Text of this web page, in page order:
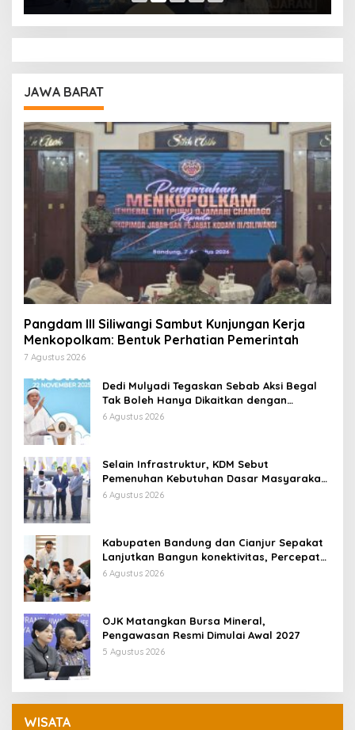
JAWA BARAT
Pangdam III Siliwangi Sambut Kunjungan Kerja
Menkopolkam: Bentuk Perhatian Pemerintah
7 Agustus 2026
Dedi Mulyadi Tegaskan Sebab Aksi Begal
Tak Boleh Hanya Dikaitkan dengan
Ekonomi
6 Agustus 2026
Selain Infrastruktur, KDM Sebut
Pemenuhan Kebutuhan Dasar Masyarakat
Jadi Fokus APBD Jabar 2027
6 Agustus 2026
Kabupaten Bandung dan Cianjur Sepakat
Lanjutkan Bangun konektivitas, Percepat
Pertumbuhan Ekonomi Daerah
6 Agustus 2026
OJK Matangkan Bursa Mineral,
Pengawasan Resmi Dimulai Awal 2027
5 Agustus 2026
WISATA